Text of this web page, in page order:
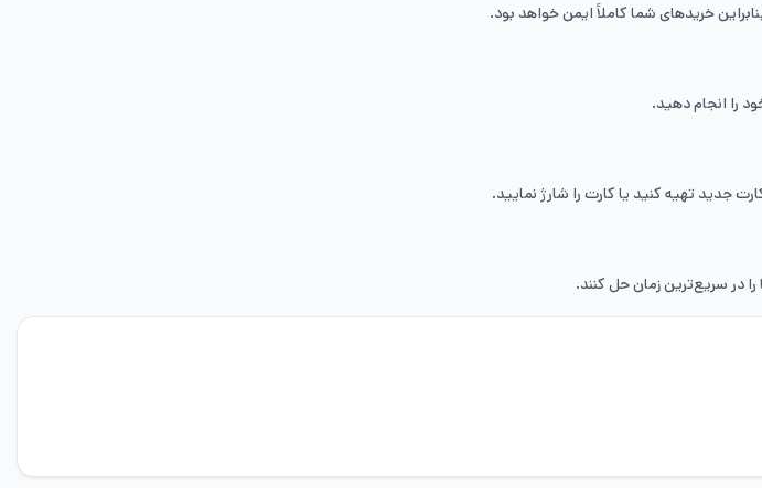
خریدهای شما کاملاً ایمن خواهد بود.
را انجام دهید.
جدید تهیه کنید یا کارت را شارژ نمایید.
در سریع‌ترین زمان حل کنند.